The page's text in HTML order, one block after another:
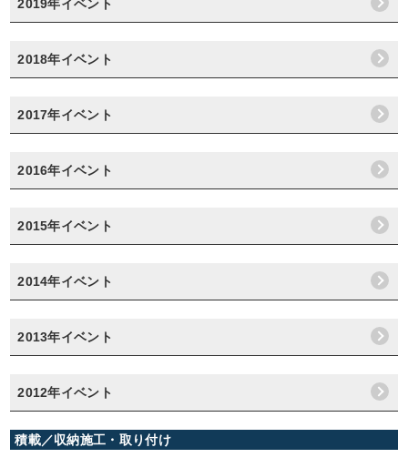
2019年イベント
2018年イベント
2017年イベント
2016年イベント
2015年イベント
2014年イベント
2013年イベント
2012年イベント
積載／収納施工・取り付け